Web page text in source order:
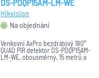
DS-PDQP15AM-LM-WE
Hikvision
Na objednání
Venkovní AxPro bezdrátový 180°
QUAD PIR detektor DS-PDQP15AM-
LM-WE, obousměrný, 15 metrů a
180°. 40 detekujících zón.